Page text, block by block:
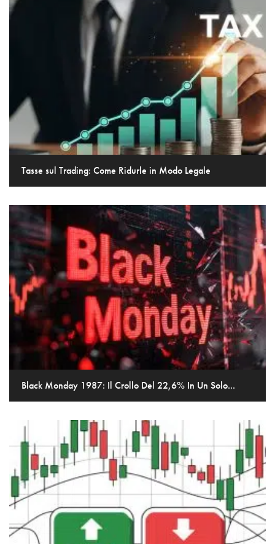
Tasse sul Trading: Come Ridurle in Modo Legale
Black Monday 1987: Il Crollo Del 22,6% In Un Solo...